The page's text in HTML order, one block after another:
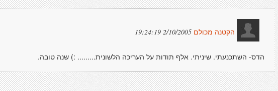
הקטנה מכולם 2/10/2005 19:24:19
הדס- השתכנעתי. שיניתי. אלף תודות על העריכה הלשונית......... :) שנה טובה.